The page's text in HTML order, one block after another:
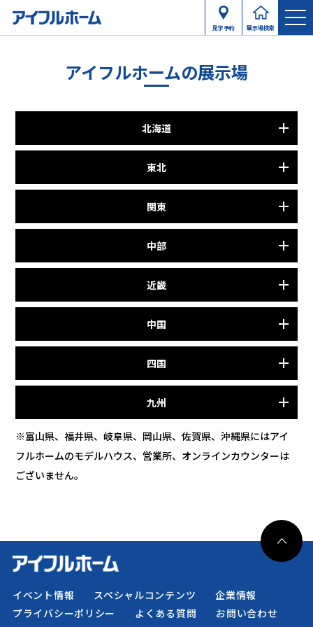
見学予約 展示場検索
アイフルホームの展示場
北海道
東北
関東
中部
近畿
中国
四国
九州
※富山県、福井県、岐阜県、岡山県、佐賀県、沖縄県にはアイ
フルホームのモデルハウス、営業所、オンラインカウンターは
ございません。
イベント情報 スペシャルコンテンツ
企業情報
プライバシーポリシー
よくある質問 お問い合わせ